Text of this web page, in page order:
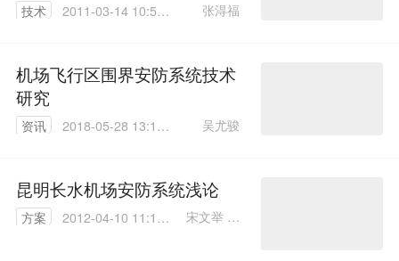
技术
2011-03-14 10:52:
张淂福
机场飞行区围界安防系统技术
研究
资讯
2018-05-28 13:14:
吴尤骏
昆明长水机场安防系统浅论
方案
2012-04-10 11:10:
宋文举 陈